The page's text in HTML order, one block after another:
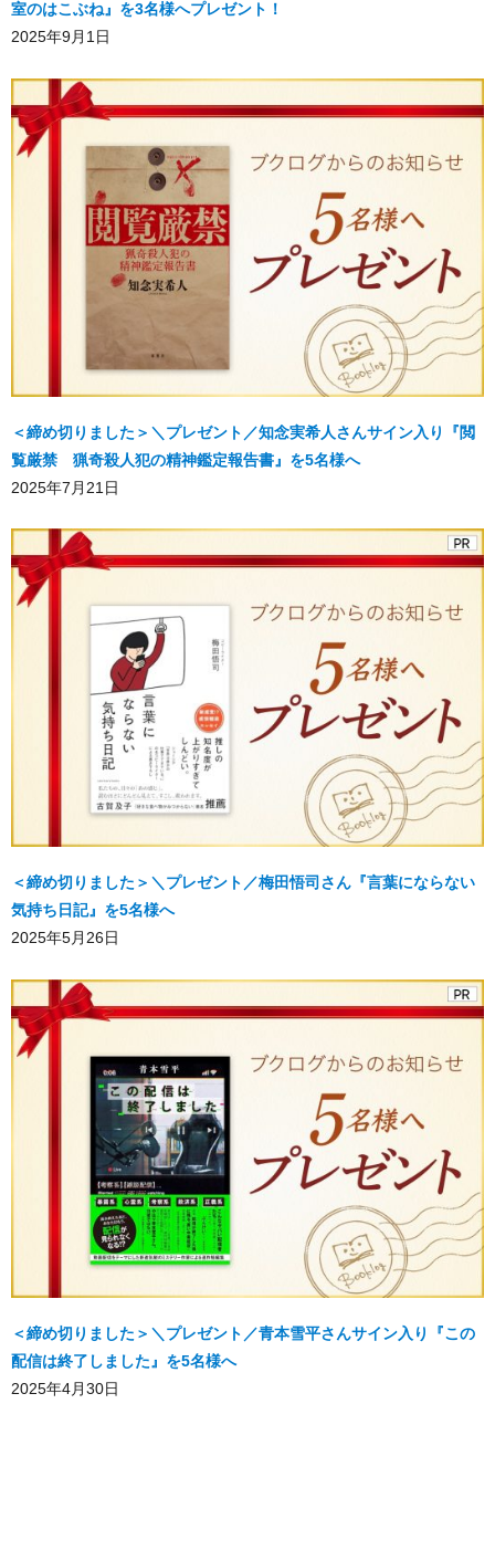
室のはこぶね』を3名様へプレゼント！
2025年9月1日
＜締め切りました＞＼プレゼント／知念実希人さんサイン入り『閲
覧厳禁 猟奇殺人犯の精神鑑定報告書』を5名様へ
2025年7月21日
＜締め切りました＞＼プレゼント／梅田悟司さん『言葉にならない
気持ち日記』を5名様へ
2025年5月26日
＜締め切りました＞＼プレゼント／青本雪平さんサイン入り『この
配信は終了しました』を5名様へ
2025年4月30日